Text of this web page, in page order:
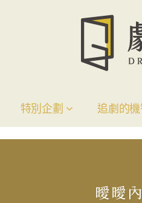
特別企劃 追劇的
曖曖